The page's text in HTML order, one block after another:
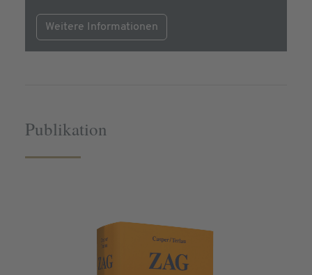
Weitere Informationen
Publikation